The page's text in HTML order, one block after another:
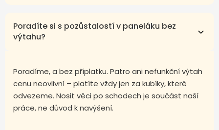
Poradíte si s pozůstalostí v paneláku bez
výtahu?
Poradíme, a bez příplatku. Patro ani nefunkční výtah
cenu neovlivní – platíte vždy jen za kubíky, které
odvezeme. Nosit věci po schodech je součást naší
práce, ne důvod k navýšení.